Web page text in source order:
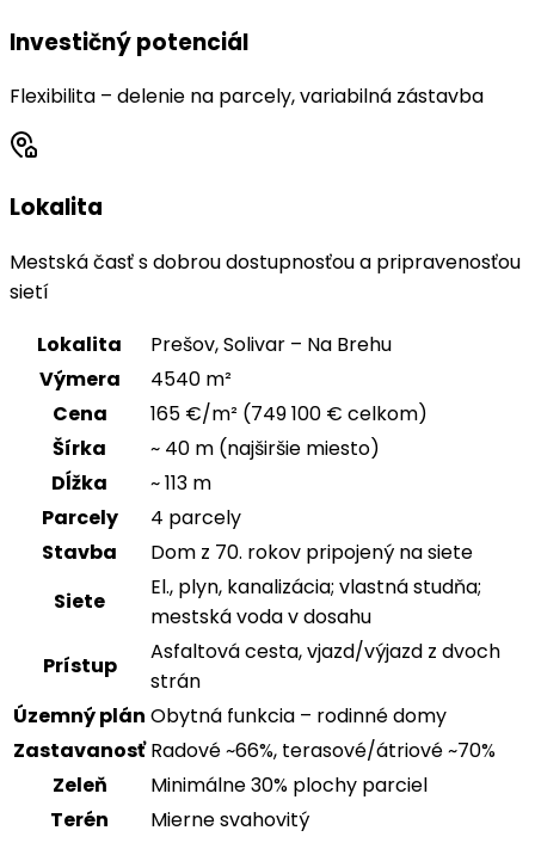
Investičný potenciál
Flexibilita – delenie na parcely, variabilná zástavba
Lokalita
Mestská časť s dobrou dostupnosťou a pripravenosťou
sietí
Lokalita
Prešov, Solivar – Na Brehu
Výmera
4540 m²
Cena
165 €/m² (749 100 € celkom)
Šírka
~ 40 m (najširšie miesto)
Dĺžka
~ 113 m
Parcely
4 parcely
Stavba
Dom z 70. rokov pripojený na siete
Siete
El., plyn, kanalizácia; vlastná studňa;
mestská voda v dosahu
Prístup
Asfaltová cesta, vjazd/výjazd z dvoch
strán
Územný plán Obytná funkcia – rodinné domy
Zastavanosť Radové ~66%, terasové/átriové ~70%
Zeleň
Minimálne 30% plochy parciel
Terén
Mierne svahovitý